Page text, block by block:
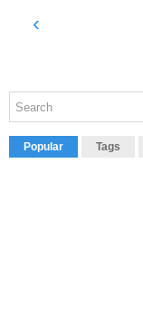
‹
Popular Tags